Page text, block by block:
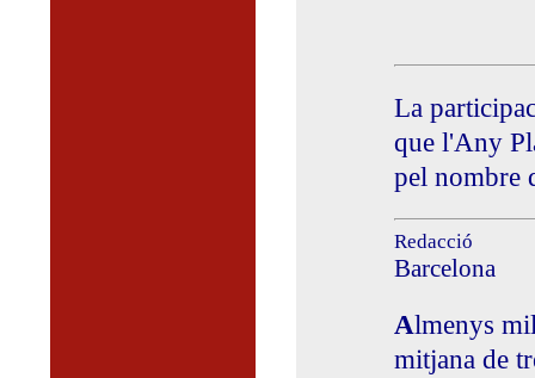
La
que l'Any
pel nombre
Redacció
Barcelona
Almenys
mitjana de